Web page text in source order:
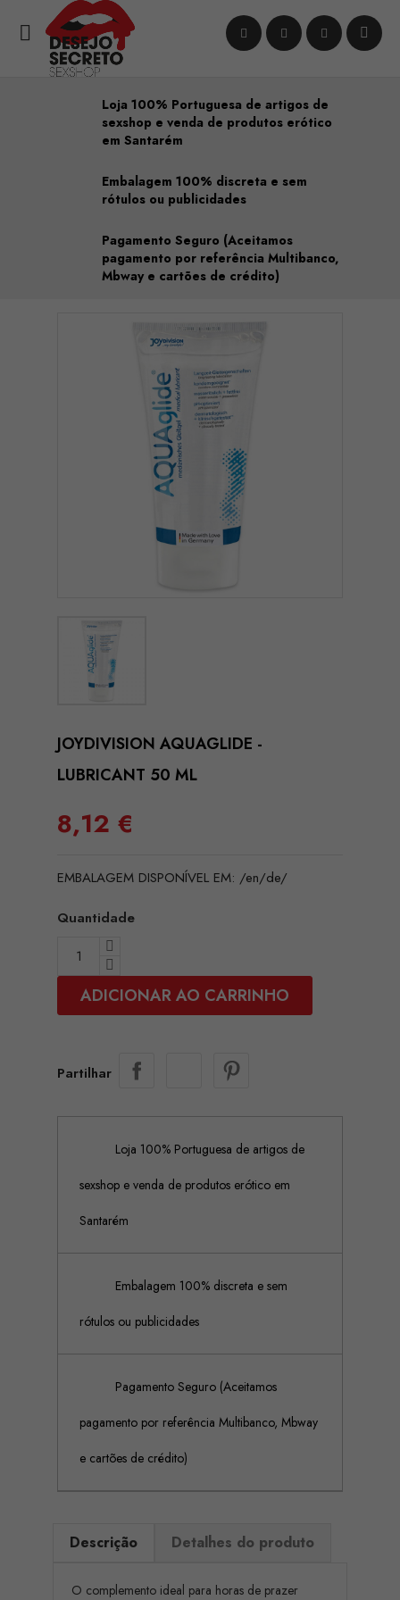

Loja 100% Portuguesa de artigos de
sexshop e venda de produtos erótico
em Santarém
Embalagem 100% discreta e sem
rótulos ou publicidades
Pagamento Seguro (Aceitamos
pagamento por referência Multibanco,
Mbway e cartões de crédito)
JOYDIVISION AQUAGLIDE -
LUBRICANT 50 ML
8,12 €
EMBALAGEM DISPONÍVEL EM: /en/de/
Quantidade
ADICIONAR AO CARRINHO
Partilhar
Loja 100% Portuguesa de artigos de
sexshop e venda de produtos erótico em
Santarém
Embalagem 100% discreta e sem
rótulos ou publicidades
Pagamento Seguro (Aceitamos
pagamento por referência Multibanco, Mbway
e cartões de crédito)
Descrição Detalhes do produto
O complemento ideal para horas de prazer